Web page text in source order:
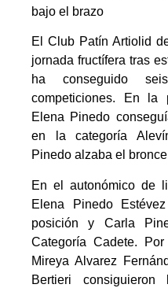
bajo el brazo
El Club Patín Artiolid
jornada fructífera tras
ha conseguido
competiciones. En la
Elena Pinedo
en la categoría
Pinedo alzaba el
En el autonómico de
Elena Pinedo
posición y Carla
Categoría Cadete.
Mireya Alvarez
Bertieri